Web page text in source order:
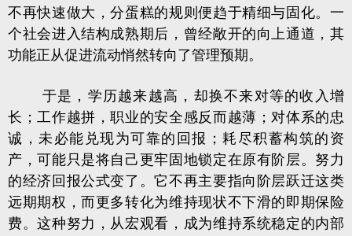
不再快速做大，分蛋糕的规则便趋于精细与固化。一
个社会进入结构成熟期后，曾经敞开的向上通道，其
功能正从促进流动悄然转向了管理预期。
于是，学历越来越高，却换不来对等的收入增
长；工作越拼，职业的安全感反而越薄；对体系的忠
诚，未必能兑现为可靠的回报；耗尽积蓄构筑的资
产，可能只是将自己更牢固地锁定在原有阶层。努力
的经济回报公式变了。它不再主要指向阶层跃迁这类
远期期权，而更多转化为维持现状不下滑的即期保险
费。这种努力，从宏观看，成为维持系统稳定的内部